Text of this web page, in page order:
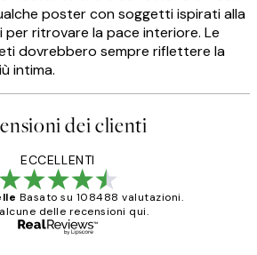
poster con soggetti ispirati alla
ritrovare la pace interiore. Le
dovrebbero sempre riflettere la
intima.
dei clienti
ECCELLENTI
Basato su 108488 valutazioni.
delle recensioni qui.